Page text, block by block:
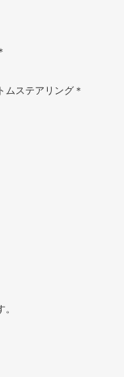
ステアリング＊